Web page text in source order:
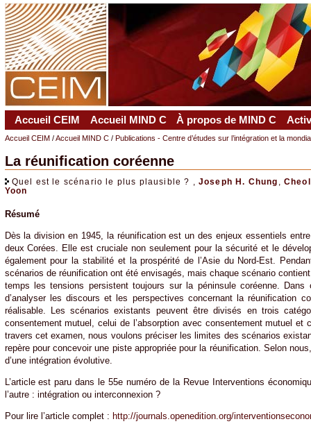
Accueil CEIM Accueil MIND C À propos de MIND C
Accueil CEIM/Accueil MIND C/ Publications - Centre d’études sur l’intégration et la
La réunification coréenne
Quel est le scénario le plus plausible ? , Joseph H. Chung
Yoon
Résumé
Dès la division en 1945, la réunification est un des enjeux essentiels
deux Corées. Elle est cruciale non seulement pour la sécurité et le
également pour la stabilité et la prospérité de l’Asie du Nord-Est.
scénarios de réunification ont été envisagés, mais chaque scénario
temps les tensions persistent toujours sur la péninsule coréenne.
d’analyser les discours et les perspectives concernant la réunification
réalisable. Les scénarios existants peuvent être divisés en trois
consentement mutuel, celui de l’absorption avec consentement mutuel et
travers cet examen, nous voulons préciser les limites des scénarios
repère pour concevoir une piste appropriée pour la réunification. Selon
d’une intégration évolutive.
L’article est paru dans le 55e numéro de la Revue Interventions
l’autre : intégration ou interconnexion ?
Pour lire l’article complet : http://journals.openedition.org/